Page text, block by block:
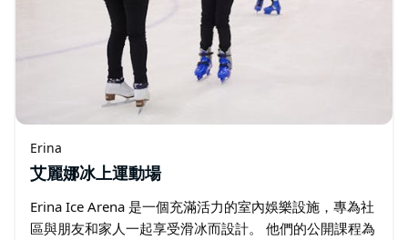
Erina
艾麗娜冰上運動場
Erina Ice Arena 是一個充滿活力的室內娛樂設施，專為社
區與朋友和家人一起享受滑冰而設計。 他們的公開課程為